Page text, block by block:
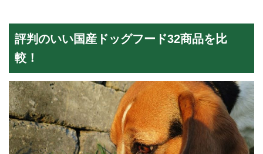
評判のいい国産ドッグフード32商品を比
較！